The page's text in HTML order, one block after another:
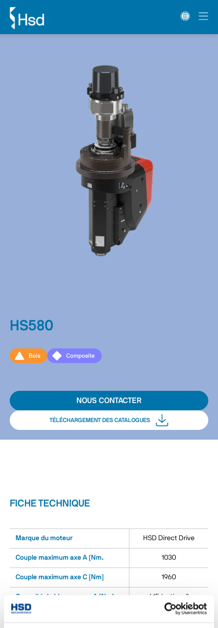
HS580
Bois Composite
NOUS CONTACTER
TÉLÉCHARGEMENT DES CATALOGUES
FICHE TECHNIQUE
Marque du moteur HSD Direct Drive
Couple maximum axe A [Nm. 1030
Couple maximum axe C [Nm] 1960
Capacité de blocage axe A [Nm] 615 (optional)
600 (optional)